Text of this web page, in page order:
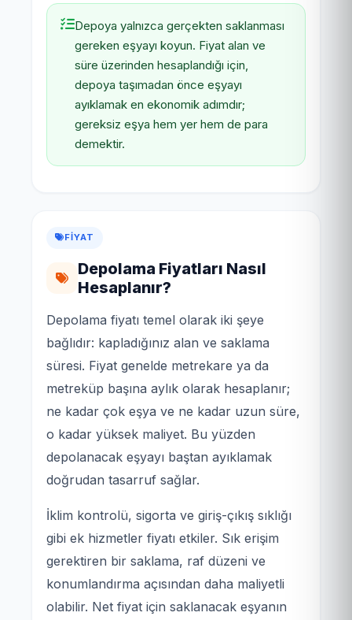
Depoya yalnızca gerçekten saklanması
gereken eşyayı koyun. Fiyat alan ve
süre üzerinden hesaplandığı için,
depoya taşımadan önce eşyayı
ayıklamak en ekonomik adımdır;
gereksiz eşya hem yer hem de para
demektir.
FIYAT
Depolama Fiyatları Nasıl
Hesaplanır?
Depolama fiyatı temel olarak iki şeye
bağlıdır: kapladığınız alan ve saklama
süresi. Fiyat genelde metrekare ya da
metreküp başına aylık olarak hesaplanır;
ne kadar çok eşya ve ne kadar uzun süre,
o kadar yüksek maliyet. Bu yüzden
depolanacak eşyayı baştan ayıklamak
doğrudan tasarruf sağlar.
İklim kontrolü, sigorta ve giriş-çıkış sıklığı
gibi ek hizmetler fiyatı etkiler. Sık erişim
gerektiren bir saklama, raf düzeni ve
konumlandırma açısından daha maliyetli
olabilir. Net fiyat için saklanacak eşyanın